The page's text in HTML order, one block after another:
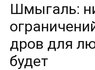
Шмыгаль:
дров для
будет